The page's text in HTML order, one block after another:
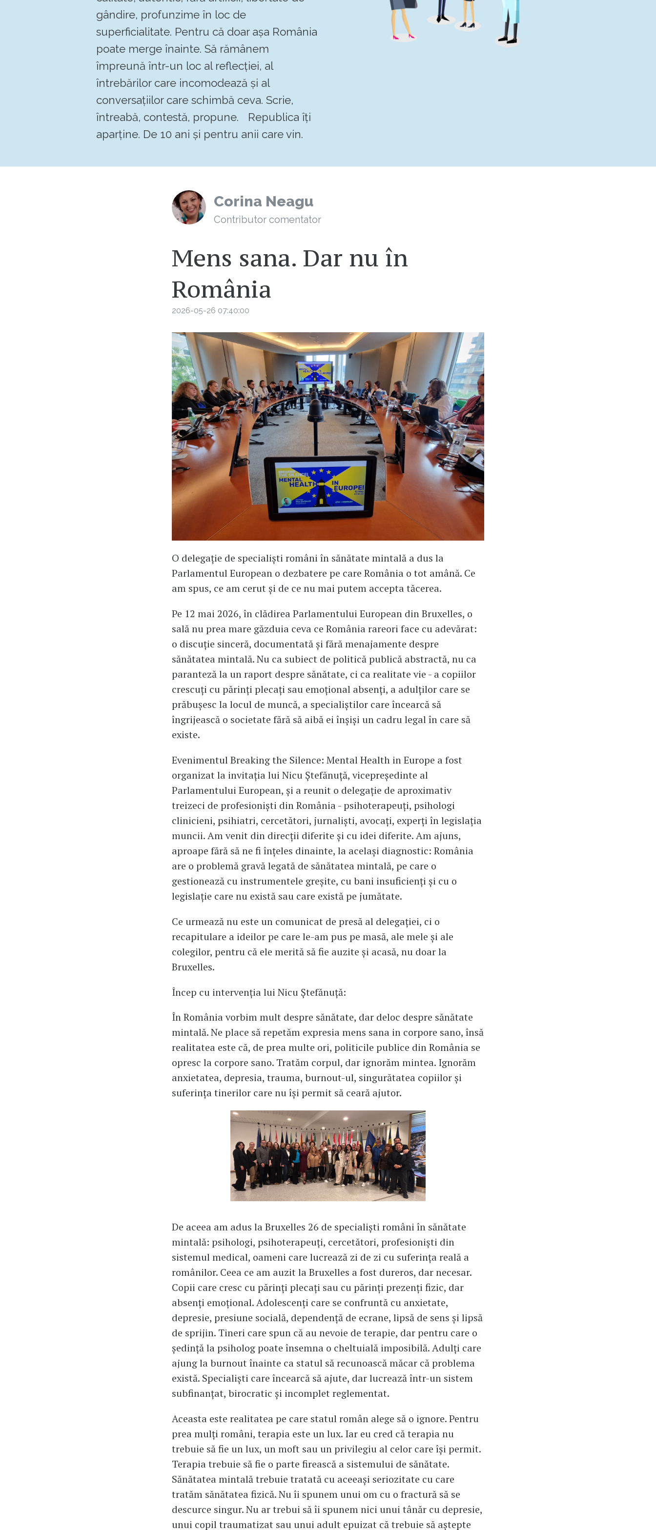
gândire, profunzime în loc de
superficialitate. Pentru că doar așa România
poate merge înainte. Să rămânem
împreună într-un loc al reflecției, al
întrebărilor care incomodează și al
conversațiilor care schimbă ceva. Scrie,
întreabă, contestă, propune. Republica îți
aparține. De 10 ani și pentru anii care vin.
Corina Neagu
Contributor comentator
Mens sana. Dar nu în
România
2026-05-26 07:40:00
O delegație de specialiști români în sănătate mintală a dus la
Parlamentul European o dezbatere pe care România o tot amână. Ce
am spus, ce am cerut și de ce nu mai putem accepta tăcerea.
Pe 12 mai 2026, în clădirea Parlamentului European din Bruxelles, o
sală nu prea mare găzduia ceva ce România rareori face cu adevărat:
o discuție sinceră, documentată și fără menajamente despre
sănătatea mintală. Nu ca subiect de politică publică abstractă, nu ca
paranteză la un raport despre sănătate, ci ca realitate vie - a copiilor
crescuți cu părinți plecați sau emoțional absenți, a adulților care se
prăbușesc la locul de muncă, a specialiștilor care încearcă să
îngrijească o societate fără să aibă ei înșiși un cadru legal în care să
existe.
Evenimentul Breaking the Silence: Mental Health in Europe a fost
organizat la invitația lui Nicu Ștefănuță, vicepreședinte al
Parlamentului European, și a reunit o delegație de aproximativ
treizeci de profesioniști din România - psihoterapeuți, psihologi
clinicieni, psihiatri, cercetători, jurnaliști, avocați, experți în legislația
muncii. Am venit din direcții diferite și cu idei diferite. Am ajuns,
aproape fără să ne fi înțeles dinainte, la același diagnostic: România
are o problemă gravă legată de sănătatea mintală, pe care o
gestionează cu instrumentele greșite, cu bani insuficienți și cu o
legislație care nu există sau care există pe jumătate.
Ce urmează nu este un comunicat de presă al delegației, ci o
recapitulare a ideilor pe care le-am pus pe masă, ale mele și ale
colegilor, pentru că ele merită să fie auzite și acasă, nu doar la
Bruxelles.
Încep cu intervenția lui Nicu Ștefănuță:
În România vorbim mult despre sănătate, dar deloc despre sănătate
mintală. Ne place să repetăm expresia mens sana in corpore sano, însă
realitatea este că, de prea multe ori, politicile publice din România se
opresc la corpore sano. Tratăm corpul, dar ignorăm mintea. Ignorăm
anxietatea, depresia, trauma, burnout-ul, singurătatea copiilor și
suferința tinerilor care nu își permit să ceară ajutor.
De aceea am adus la Bruxelles 26 de specialiști români în sănătate
mintală: psihologi, psihoterapeuți, cercetători, profesioniști din
sistemul medical, oameni care lucrează zi de zi cu suferința reală a
românilor. Ceea ce am auzit la Bruxelles a fost dureros, dar necesar.
Copii care cresc cu părinți plecați sau cu părinți prezenți fizic, dar
absenți emoțional. Adolescenți care se confruntă cu anxietate,
depresie, presiune socială, dependență de ecrane, lipsă de sens și lipsă
de sprijin. Tineri care spun că au nevoie de terapie, dar pentru care o
ședință la psiholog poate însemna o cheltuială imposibilă. Adulți care
ajung la burnout înainte ca statul să recunoască măcar că problema
există. Specialiști care încearcă să ajute, dar lucrează într-un sistem
subfinanțat, birocratic și incomplet reglementat.
Aceasta este realitatea pe care statul român alege să o ignore. Pentru
prea mulți români, terapia este un lux. Iar eu cred că terapia nu
trebuie să fie un lux, un moft sau un privilegiu al celor care își permit.
Terapia trebuie să fie o parte firească a sistemului de sănătate.
Sănătatea mintală trebuie tratată cu aceeași seriozitate cu care
tratăm sănătatea fizică. Nu îi spunem unui om cu o fractură să se
descurce singur. Nu ar trebui să îi spunem nici unui tânăr cu depresie,
unui copil traumatizat sau unui adult epuizat că trebuie să aștepte